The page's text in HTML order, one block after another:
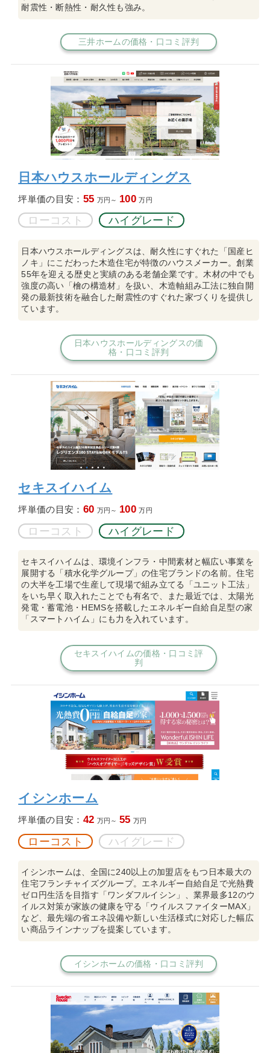
耐震性・断熱性・耐久性も強み。
三井ホームの価格・口コミ評判
日本ハウスホールディングス
坪単価の目安： 55 万円～ 100 万円
ローコスト ハイグレード
日本ハウスホールディングスは、耐久性にすぐれた「国産ヒ
ノキ」にこだわった木造住宅が特徴のハウスメーカー。創業
55年を迎える歴史と実績のある老舗企業です。木材の中でも
強度の高い「檜の構造材」を扱い、木造軸組み工法に独自開
発の最新技術を融合した耐震性のすぐれた家づくりを提供し
ています。
日本ハウスホールディングスの価
格・口コミ評判
セキスイハイム
坪単価の目安： 60 万円～ 100 万円
ローコスト ハイグレード
セキスイハイムは、環境インフラ・中間素材と幅広い事業を
展開する「積水化学グループ」の住宅ブランドの名前。住宅
の大半を工場で生産して現場で組み立てる「ユニット工法」
をいち早く取入れたことでも有名で、また最近では、太陽光
発電・蓄電池・HEMSを搭載したエネルギー自給自足型の家
「スマートハイム」にも力を入れています。
セキスイハイムの価格・口コミ評
判
イシンホーム
坪単価の目安： 42 万円～ 55 万円
ローコスト ハイグレード
イシンホームは、全国に240以上の加盟店をもつ日本最大の
住宅フランチャイズグループ。エネルギー自給自足で光熱費
ゼロ円生活を目指す「ワンダフルイシン」、業界最多12のウ
イルス対策が家族の健康を守る「ウイルスファイターMAX」
など、最先端の省エネ設備や新しい生活様式に対応した幅広
い商品ラインナップを提案しています。
イシンホームの価格・口コミ評判